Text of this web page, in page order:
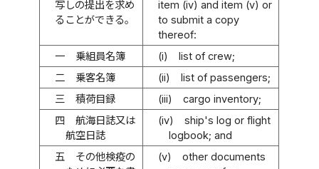
写しの提出を求め
ることができる。
item (iv) and item (v) or
to submit a copy
thereof:
一
乗組員名簿 (i)
list of crew;
二
乗客名簿 (ii)
list of passengers;
三
積荷目録 (iii)
cargo inventory;
四
航海日誌又は
航空日誌
(iv)
ship's log or flight
logbook; and
五
その他検疫の
(v)
other documents